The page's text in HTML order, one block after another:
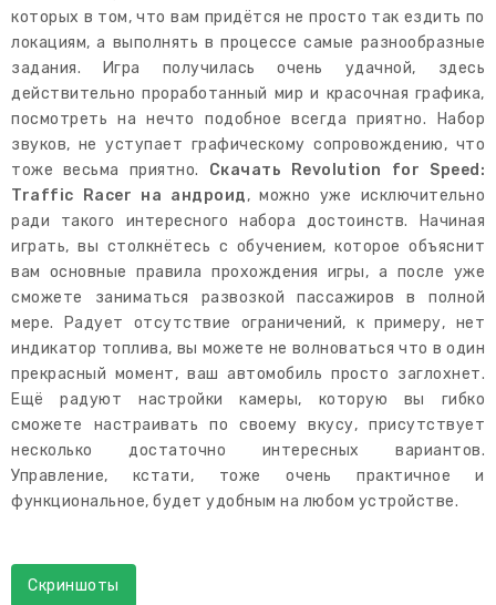
которых в том, что вам придётся не просто так ездить по
локациям, а выполнять в процессе самые разнообразные
задания. Игра получилась очень удачной, здесь
действительно проработанный мир и красочная графика,
посмотреть на нечто подобное всегда приятно. Набор
звуков, не уступает графическому сопровождению, что
тоже весьма приятно. Скачать Revolution for Speed:
Traffic Racer на андроид, можно уже исключительно
ради такого интересного набора достоинств. Начиная
играть, вы столкнётесь с обучением, которое объяснит
вам основные правила прохождения игры, а после уже
сможете заниматься развозкой пассажиров в полной
мере. Радует отсутствие ограничений, к примеру, нет
индикатор топлива, вы можете не волноваться что в один
прекрасный момент, ваш автомобиль просто заглохнет.
Ещё радуют настройки камеры, которую вы гибко
сможете настраивать по своему вкусу, присутствует
несколько достаточно интересных вариантов.
Управление, кстати, тоже очень практичное и
функциональное, будет удобным на любом устройстве.
Скриншоты